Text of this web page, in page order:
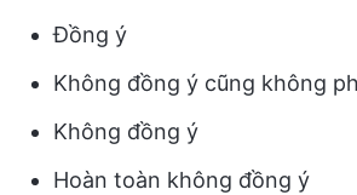
Đồng ý
Không đồng ý cũng không
Không đồng ý
Hoàn toàn không đồng ý